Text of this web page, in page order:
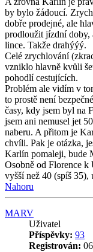
by bylo žádoucí.
dobře prodejné, ale
prodloužit jízdní doby,
lince. Takže drahýýý.
Celé zrychlování
vzniklo hlavně kvůli
pohodlí cestujících.
Problém ale vidím v
to prostě není
časy, kdy jsem byl na
jsem ani nemusel jet
naberu. A přitom je
chvíli. Pak je otázka,
Karlín pomaleji, bude
Osobně od Florence
vyšší než 40 (spíš
Nahoru
MARV
Uživatel
Příspěvky: 93
Registrován: